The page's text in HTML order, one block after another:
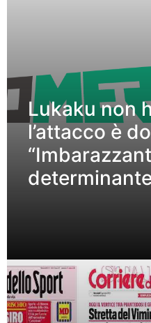
Lukaku non
l’attacco è